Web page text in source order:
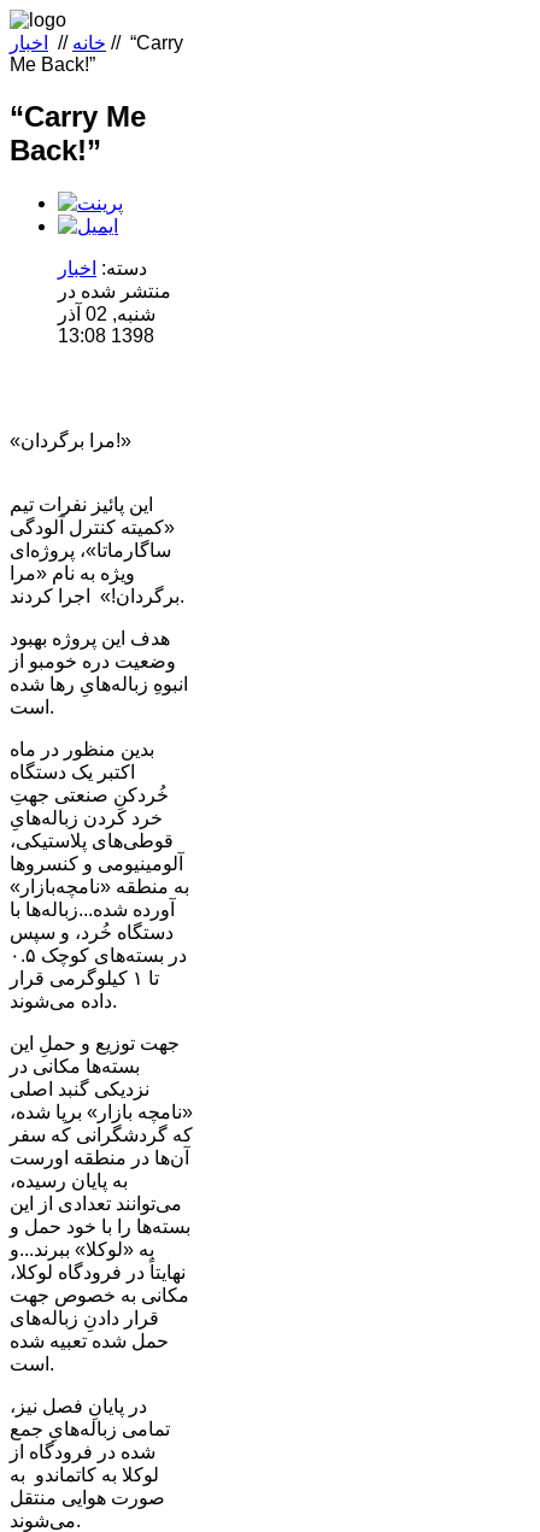
خانه // اخبار // “Carry
Me Back!”
“Carry Me
Back!”
دسته: اخبار
منتشر شده در
شنبه, 02 آذر
1398 13:08
«مرا برگردان!»
این پائیز نفرات تیم
«کمیته کنترل آلودگی
ساگارماتا»، پروژه‌ای
ویژه به نام «مرا
برگردان!» اجرا کردند.
هدف این پروژه بهبود
وضعیت دره خومبو از
انبوهِ زباله‌هایِ رها شده
است.
بدین منظور در ماه
اکتبر یک دستگاه
خُردکنِ صنعتی جهتِ
خرد کردن زباله‌هایِ
قوطی‌های پلاستیکی،
آلومینیومی و کنسروها
به منطقه «نامچه‌بازار»
آورده شده...زباله‌ها با
دستگاه خُرد، و سپس
در بسته‌های کوچک ۰.۵
تا ۱ کیلوگرمی قرار
داده می‌شوند.
جهت توزیع و حملِ این
بسته‌ها مکانی در
نزدیکی گنبد اصلی
«نامچه بازار» برپا شده،
که گردشگرانی که سفر
آن‌ها در منطقه اورست
به پایان رسیده،
می‌توانند تعدادی از این
بسته‌ها را با خود حمل و
به «لوکلا» ببرند...و
نهایتاً در فرودگاه لوکلا،
مکانی به خصوص جهت
قرار دادنِ زباله‌های
حمل شده تعبیه شده
است.
در پایانِ فصل نیز،
تمامی زباله‌هایِ جمع
شده در فرودگاه از
لوکلا به کاتماندو به
صورت هوایی منتقل
می‌شوند.